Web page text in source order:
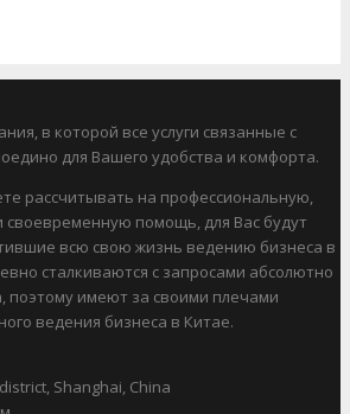
в которой все услуги связанные с
для Вашего удобства и комфорта.
рассчитывать на профессиональную,
помощь, для Вас будут
всю свою жизнь ведению бизнеса в
сталкиваются с запросами абсолютно
поэтому имеют за своими плечами
ведения бизнеса в Китае.
Shanghai, China